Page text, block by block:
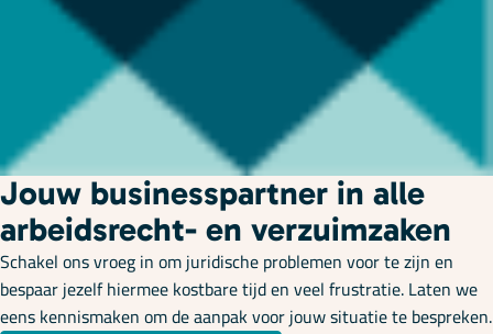
Jouw businesspartner in alle
arbeidsrecht- en verzuimzaken
Schakel ons vroeg in om juridische problemen voor te zijn en
bespaar jezelf hiermee kostbare tijd en veel frustratie. Laten we
eens kennismaken om de aanpak voor jouw situatie te bespreken.